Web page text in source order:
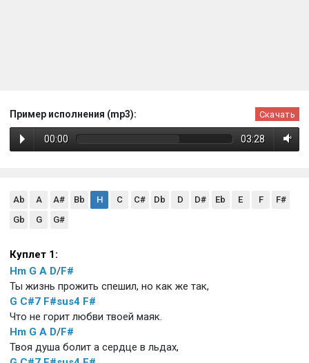
Пример исполнения (mp3): Скачать
00:00 03:28
Ab A A# Bb H C C# Db D D# Eb E F
F#
Gb
G G#
Куплет 1:
Hm G A D/F#
Ты жизнь прожить спешил, но как же так,
G C#7 F#sus4 F#
Что не горит любви твоей маяк.
Hm G A D/F#
Твоя душа болит а сердце в льдах,